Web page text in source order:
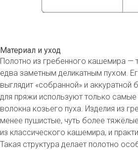
Материал и уход
Полотно из гребенного кашемира —
едва заметным деликатным пухом.
выглядит «собранной» и аккуратной
для пряжи используют только самые
волокна козьего пуха. Изделия из
менее пушистые, чуть более
из классического кашемира, и
Такая структура делает полотно